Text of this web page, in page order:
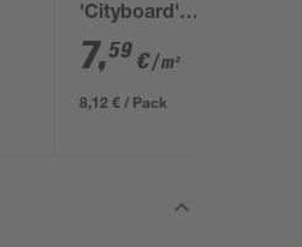
'Cityboard'
ungeschliffen 1690 x
634 x 15 mm
7,59 €/ m²
8,12 € / Pack